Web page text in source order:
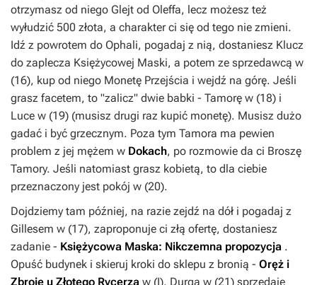
otrzymasz od niego Glejt od Oleffa, lecz możesz też
wyłudzić 500 złota, a charakter ci się od tego nie zmieni.
Idź z powrotem do Ophali, pogadaj z nią, dostaniesz Klucz
do zaplecza Księżycowej Maski, a potem ze sprzedawcą w
(16), kup od niego Monetę Przejścia i wejdź na górę. Jeśli
grasz facetem, to "zalicz" dwie babki - Tamorę w (18) i
Luce w (19) (musisz drugi raz kupić monetę). Musisz dużo
gadać i być grzecznym. Poza tym Tamora ma pewien
problem z jej mężem w Dokach, po rozmowie da ci Broszę
Tamory. Jeśli natomiast grasz kobietą, to dla ciebie
przeznaczony jest pokój w (20).
Dojdziemy tam później, na razie zejdź na dół i pogadaj z
Gillesem w (17), zaproponuje ci złą ofertę, dostaniesz
zadanie - Księżycowa Maska: Nikczemna propozycja .
Opuść budynek i skieruj kroki do sklepu z bronią - Oręż i
Zbroje u Złotego Rycerza w (I). Durga w (21) sprzedaje